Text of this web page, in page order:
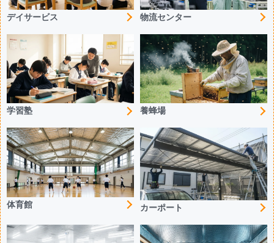
デイサービス 物流センター
学習塾 養蜂場
体育館 カーポート